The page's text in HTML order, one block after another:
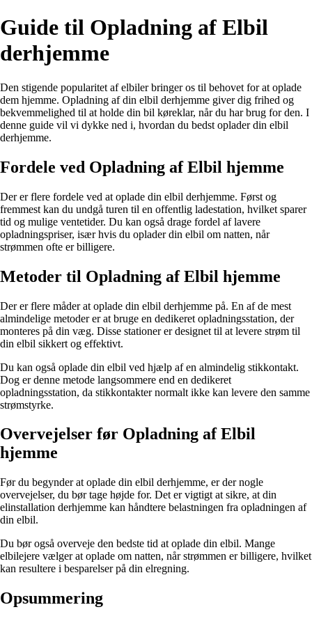
Guide til Opladning af Elbil
derhjemme
Den stigende popularitet af elbiler bringer os til behovet for at oplade
dem hjemme. Opladning af din elbil derhjemme giver dig frihed og
bekvemmelighed til at holde din bil køreklar, når du har brug for den. I
denne guide vil vi dykke ned i, hvordan du bedst oplader din elbil
derhjemme.
Fordele ved Opladning af Elbil hjemme
Der er flere fordele ved at oplade din elbil derhjemme. Først og
fremmest kan du undgå turen til en offentlig ladestation, hvilket sparer
tid og mulige ventetider. Du kan også drage fordel af lavere
opladningspriser, især hvis du oplader din elbil om natten, når
strømmen ofte er billigere.
Metoder til Opladning af Elbil hjemme
Der er flere måder at oplade din elbil derhjemme på. En af de mest
almindelige metoder er at bruge en dedikeret opladningsstation, der
monteres på din væg. Disse stationer er designet til at levere strøm til
din elbil sikkert og effektivt.
Du kan også oplade din elbil ved hjælp af en almindelig stikkontakt.
Dog er denne metode langsommere end en dedikeret
opladningsstation, da stikkontakter normalt ikke kan levere den samme
strømstyrke.
Overvejelser før Opladning af Elbil
hjemme
Før du begynder at oplade din elbil derhjemme, er der nogle
overvejelser, du bør tage højde for. Det er vigtigt at sikre, at din
elinstallation derhjemme kan håndtere belastningen fra opladningen af
din elbil.
Du bør også overveje den bedste tid at oplade din elbil. Mange
elbilejere vælger at oplade om natten, når strømmen er billigere, hvilket
kan resultere i besparelser på din elregning.
Opsummering